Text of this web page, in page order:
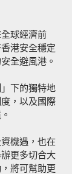
球經濟前
港安全穩定
全避風港。
下的獨特地
，以及國際
機遇，也在
更多切合大
將可幫助更